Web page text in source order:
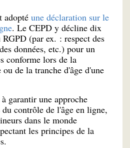
adopté une déclaration sur le
. Le CEPD y décline dix
(par ex. : respect des
des données, etc.) pour un
conforme lors de la
de la tranche d'âge d'une
garantir une approche
du contrôle de l'âge en ligne,
dans le monde
les principes de la